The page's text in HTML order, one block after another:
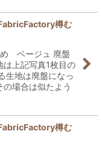
樽む
ベージュ 廃盤
は上記写真1枚目の
生地は廃盤になっ
場合は似たよう
樽む